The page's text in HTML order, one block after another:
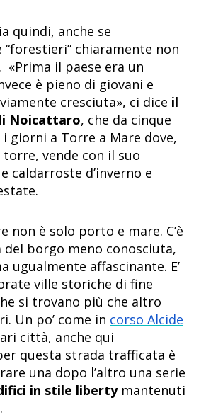
quindi, anche se
chiaramente non
«Prima il paese era un
è pieno di giovani e
cresciuta», ci dice il
Noicattaro, che da cinque
giorni a Torre a Mare dove,
vende con il suo
caldarroste d’inverno e
non è solo porto e mare. C’è
del borgo meno conosciuta,
ugualmente affascinante. E’
ville storiche di fine
si trovano più che altro
Un po’ come in corso Alcide
città, anche qui
questa strada trafficata è
una dopo l’altro una serie
in stile libertymantenuti